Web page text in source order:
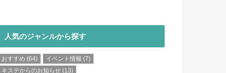
人気のジャンルから探す
おすすめ (64) イベント情報 (7)
キステからのお知らせ (13)